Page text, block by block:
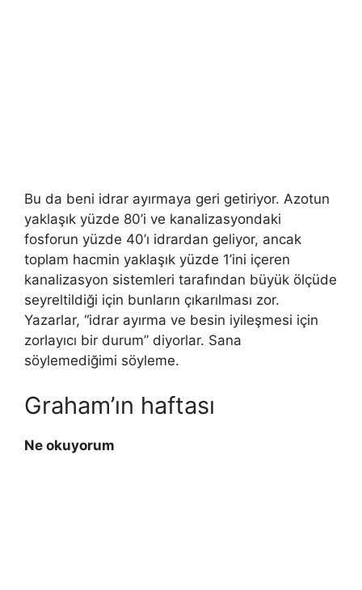
Bu da beni idrar ayırmaya geri getiriyor. Azotun
yaklaşık yüzde 80’i ve kanalizasyondaki
fosforun yüzde 40’ı idrardan geliyor, ancak
toplam hacmin yaklaşık yüzde 1’ini içeren
kanalizasyon sistemleri tarafından büyük ölçüde
seyreltildiği için bunların çıkarılması zor.
Yazarlar, “idrar ayırma ve besin iyileşmesi için
zorlayıcı bir durum” diyorlar. Sana
söylemediğimi söyleme.
Graham’ın haftası
Ne okuyorum